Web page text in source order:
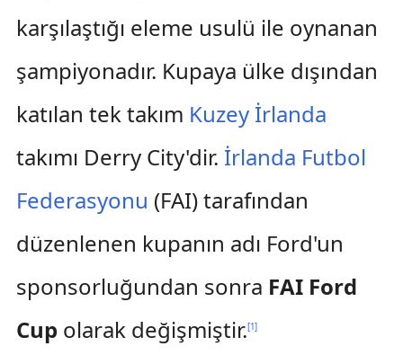
karşılaştığı eleme usulü ile oynanan
şampiyonadır. Kupaya ülke dışından
katılan tek takım Kuzey İrlanda
takımı Derry City'dir. İrlanda Futbol
Federasyonu (FAI) tarafından
düzenlenen kupanın adı Ford'un
sponsorluğundan sonra FAI Ford
Cup olarak değişmiştir.[1]